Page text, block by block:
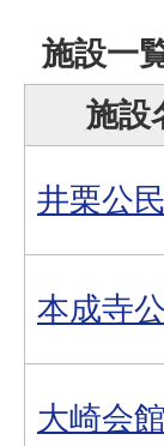
施設一
施設
井栗公
本成寺
大崎会館